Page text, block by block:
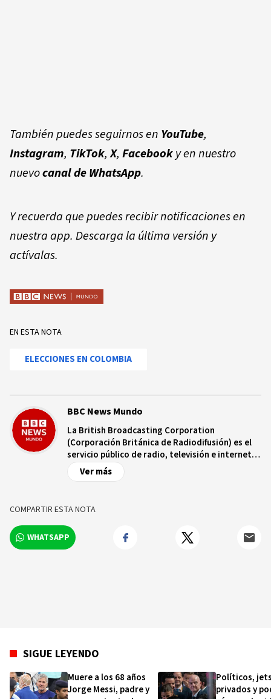
También puedes seguirnos en YouTube,
Instagram, TikTok,X, Facebooky en nuestro
nuevocanal de WhatsApp.
Y recuerda que puedes recibir notificaciones en
nuestra app. Descarga la última versión y
actívalas.
EN ESTA NOTA
ELECCIONES EN COLOMBIA
BBC News Mundo
La British Broadcasting Corporation
(Corporación Británica de Radiodifusión) es el
servicio público de radio, televisión e internet
de Reino Unido, con más de nueve décadas de
trayectoria. Es independiente de controles
estatuto real que garantiza dicha
independencia. La BBC cuenta con una red de
más de 250 corresponsales en territorio
británico y más de 100 ciudades capitales de
todo el mundo.
Ver más
COMPARTIR ESTA NOTA
WHATSAPP
SIGUE LEYENDO
Muere a los 68 años
Jorge Messi, padre y
Políticos,
privados y